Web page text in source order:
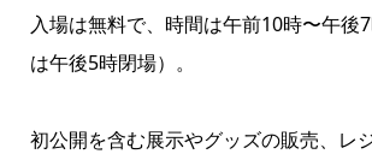
入場は無料で、時間は午前10時〜午後
は午後5時閉場）。
初公開を含む展示やグッズの販売、レ